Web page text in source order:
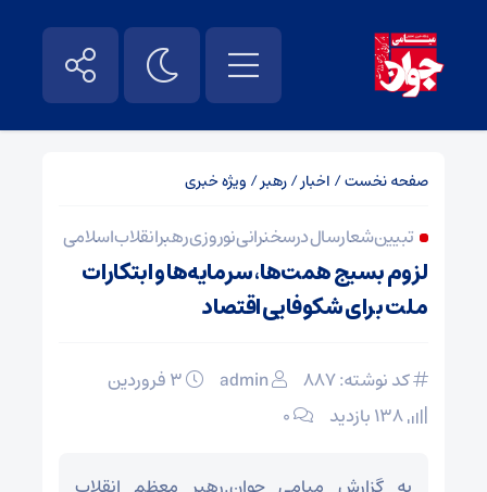
صفحه نخست/ اخبار/رهبر/ ویژه خبری
تبیین شعار سال در سخنرانی نوروزی رهبر انقلاب اسلامی
لزوم بسیج همت‌ها، سرمایه‌ها و ابتکارات
ملت برای شکوفایی اقتصاد
کد نوشته: 887 admin
۰